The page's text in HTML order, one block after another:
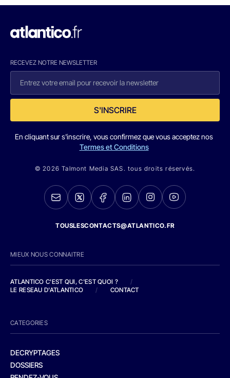
RECEVEZ NOTRE NEWSLETTER
S'INSCRIRE
En cliquant sur s'inscrire, vous confirmez que vous acceptez nos
Termes et Conditions
© 2026 Talmont Media SAS. tous droits réservés.
TOUSLESCONTACTS@ATLANTICO.FR
MIEUX NOUS CONNAITRE
ATLANTICO C'EST QUI, C'EST QUOI ?
/
LE RESEAU D'ATLANTICO
/ CONTACT
CATEGORIES
DECRYPTAGES
DOSSIERS